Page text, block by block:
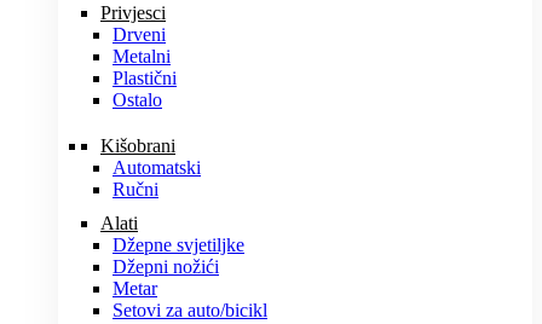
Privjesci
Drveni
Metalni
Plastični
Ostalo
Kišobrani
Automatski
Ručni
Alati
Džepne svjetiljke
Džepni nožići
Metar
Setovi za auto/bicikl